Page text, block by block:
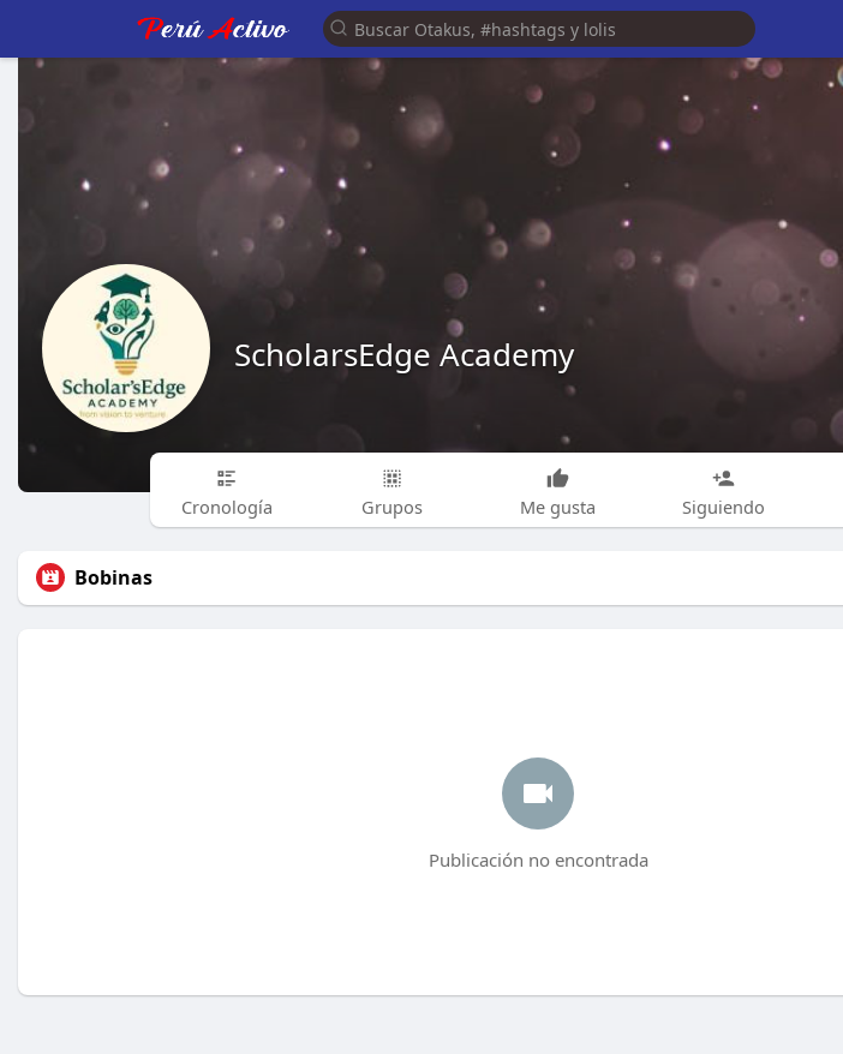
ScholarsEdge Academy
Cronología Grupos Me gusta Siguiendo
Bobinas
Publicación no encontrada